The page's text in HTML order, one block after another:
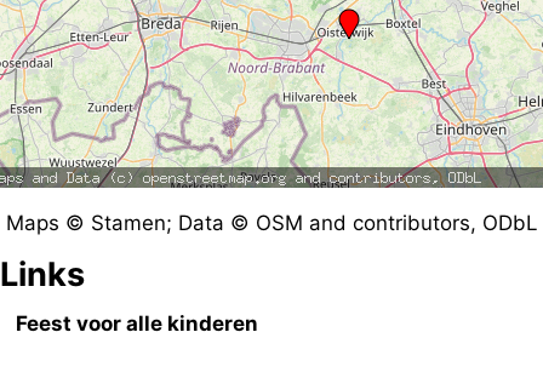
Maps © Stamen; Data © OSM and contributors, ODbL
Links
Feest voor alle kinderen